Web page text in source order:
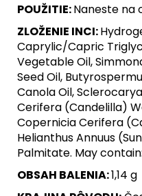
POUŽITIE:Naneste na
ZLOŽENIE INCI:
Caprylic/Capric
Vegetable Oil,
Seed Oil,
Canola Oil,
Cerifera (Candelilla)
Copernicia Cerifera
Helianthus Annuus
Palmitate. May
OBSAH BALENIA:1,14 g